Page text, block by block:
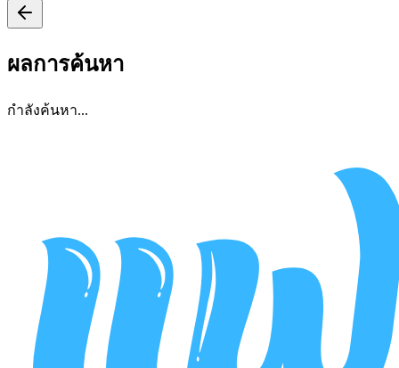
ผลการค้นหา
กำลังค้นหา...